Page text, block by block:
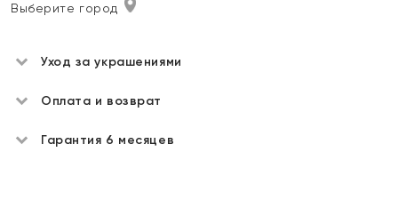
Выберите город
Уход за украшениями
Оплата и возврат
Гарантия 6 месяцев